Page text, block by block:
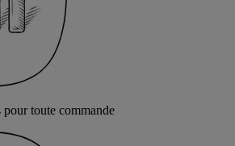
toute commande